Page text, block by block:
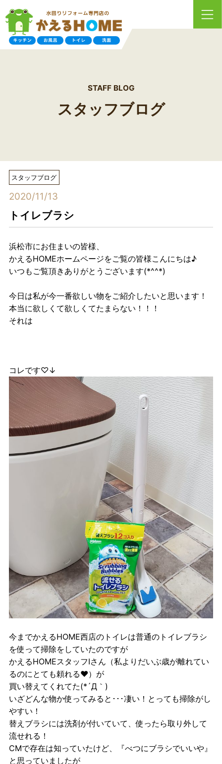
STAFF BLOG
スタッフブログ
スタッフブログ
2020/11/13
トイレブラシ
浜松市にお住まいの皆様、
かえるHOMEホームページをご覧の皆様こんにちは♪
いつもご覧頂きありがとうございます(*^^*)
今日は私が今一番欲しい物をご紹介したいと思います！
本当に欲しくて欲しくてたまらない！！！
それは
コレです♡↓
今までかえるHOME西店のトイレは普通のトイレブラシ
を使って掃除をしていたのですが
かえるHOMEスタッフIさん（私よりだいぶ歳が離れてい
るのにとても頼れる♥）が
買い替えてくれてた(*´Д｀)
いざどんな物か使ってみると･･･凄い！とっても掃除がし
やすい！
替えブラシには洗剤が付いていて、使ったら取り外して
流せれる！
CMで存在は知っていたけど、『べつにブラシでいいや』
と思っていましたが